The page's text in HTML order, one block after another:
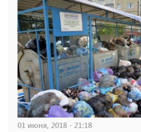
01 июня, 2018 - 21:18